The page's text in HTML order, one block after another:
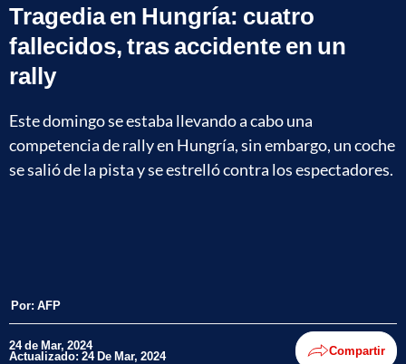
Tragedia en Hungría: cuatro
fallecidos, tras accidente en un
rally
Este domingo se estaba llevando a cabo una
competencia de rally en Hungría, sin embargo, un coche
se salió de la pista y se estrelló contra los espectadores.
Por: AFP
24 de Mar, 2024
Actualizado: 24 De Mar, 2024 Compartir